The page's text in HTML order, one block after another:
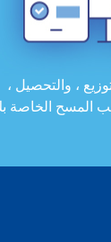
، والتحصيل ،
المسح الخاصة